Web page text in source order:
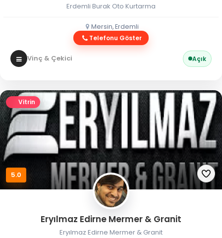
Erdemli Burak Oto Kurtarma
Mersin, Erdemli
Telefonu Göster
Vinç & Çekici Açık
Vitrin
5.0
Eryılmaz Edirne Mermer & Granit
Eryılmaz Edirne Mermer & Granit